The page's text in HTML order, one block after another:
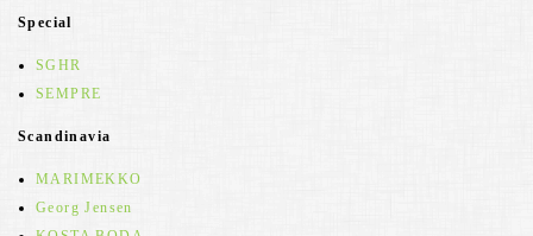
Special
SGHR
SEMPRE
Scandinavia
MARIMEKKO
Georg Jensen